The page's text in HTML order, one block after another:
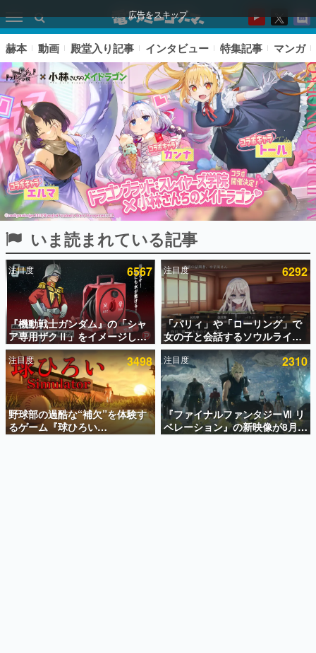
広告をスキップ
ピックアップ
電ファミのいま読まれている記事ランキング
アプリセール情報
インタビュー
連載・特集一覧
殿堂入り記事
SNS拡散数が数千以上！ ページビュー数万以上！ などな
ど。多くの人々に読まれた、電ファミ渾身の“殿堂入り”記
事をまとめました。
赫本 動画 殿堂入り記事 インタビュー 特集記事 マンガ
いま読まれている記事
注目度 6567
『機動戦士ガンダム』の「シャ
ア専用ザクⅡ」をイメージした
散水ホースリールが予約開始。
本体にはシャアのパーソナルマ
ークやジオン公国軍のエンブレ
ム、型式番号などを配置
注目度 6292
「パリィ」や「ローリング」で
女の子と会話するソウルライク
恋愛ゲーム『小早川さんはソウ
ルライク』無料公開。返事に失
敗すると「YOU DIED」
注目度 3498
野球部の過酷な“補欠”を体験す
るゲーム『球ひろい
Simulator』が「1件」のウィッ
注目度 2310
『ファイナルファンタジーⅦ リ
ベレーション』の新映像が8月
26日早朝に公開へ。『FF7』リ